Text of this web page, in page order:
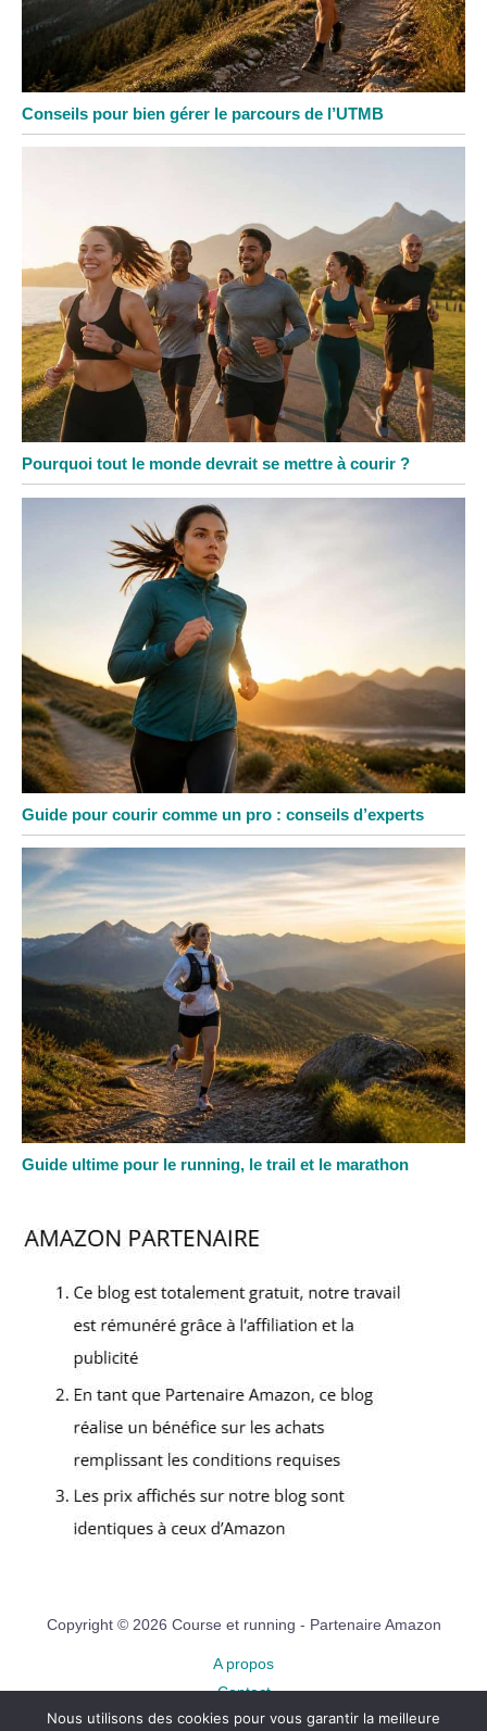
Conseils pour bien gérer le parcours de l’UTMB
Pourquoi tout le monde devrait se mettre à courir ?
Guide pour courir comme un pro : conseils d’experts
Guide ultime pour le running, le trail et le marathon
Copyright © 2026 Course et running - Partenaire Amazon
A propos
Contact
Plan du site
Nous utilisons des cookies pour vous garantir la meilleure